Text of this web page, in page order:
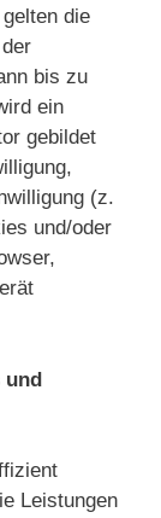
die
bis zu
ein
gebildet
(z.
und/oder
und
Leistungen